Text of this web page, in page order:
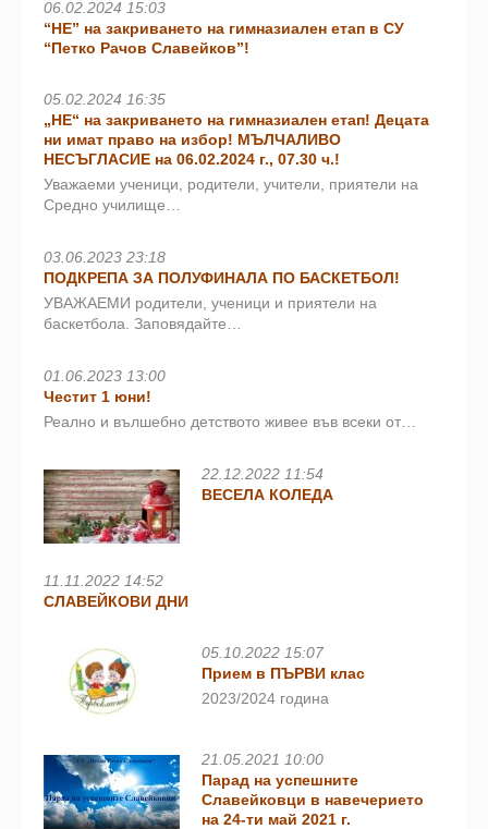
06.02.2024 15:03
“НЕ” на закриването на гимназиален етап в СУ
“Петко Рачов Славейков”!
05.02.2024 16:35
„НЕ“ на закриването на гимназиален етап! Децата
ни имат право на избор! МЪЛЧАЛИВО
НЕСЪГЛАСИЕ на 06.02.2024 г., 07.30 ч.!
Уважаеми ученици, родители, учители, приятели на
Средно училище…
03.06.2023 23:18
ПОДКРЕПА ЗА ПОЛУФИНАЛА ПО БАСКЕТБОЛ!
УВАЖАЕМИ родители, ученици и приятели на
баскетбола. Заповядайте…
01.06.2023 13:00
Честит 1 юни!
Реално и вълшебно детството живее във всеки от…
22.12.2022 11:54
ВЕСЕЛА КОЛЕДА
11.11.2022 14:52
СЛАВЕЙКОВИ ДНИ
05.10.2022 15:07
Прием в ПЪРВИ клас
2023/2024 година
21.05.2021 10:00
Парад на успешните
Славейковци в навечерието
на 24-ти май 2021 г.